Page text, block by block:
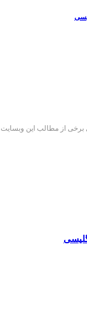
برخی از مطالب این